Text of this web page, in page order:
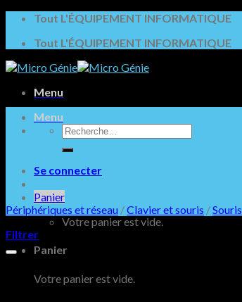
Skip
content
Tout L'ÉQUIPEMENT INFORMATIQUE
Tout L'ÉQUIPEMENT INFORMATIQUE
Menu
Menu
Recherche
pour :
Se connecter
Panier
Votre panier est vide.
Panier
Votre panier est vide.
Périphériques et réseau /Clavier et souris /Souris
Filtrer